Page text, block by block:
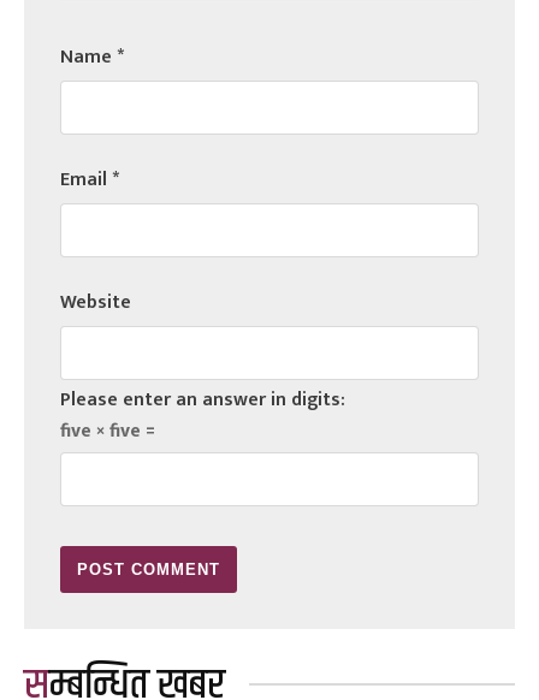
Name*
Email*
Website
Please enter an answer in digits:
five × five =
सम्बन्धित खबर